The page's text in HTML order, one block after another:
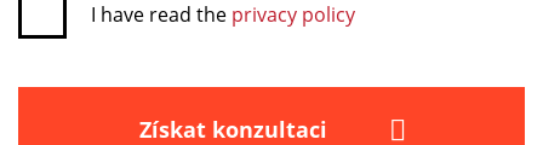
I have read the privacy policy
Získat konzultaci